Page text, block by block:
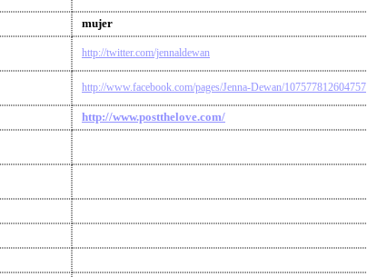
mujer
http://twitter.com/jennaldewan
http://www.facebook.com/pages/Jenna-Dewan/107577812604757
http://www.postthelove.com/